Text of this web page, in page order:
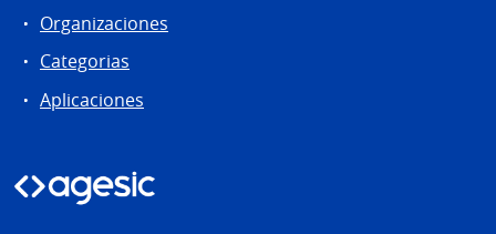
Organizaciones
Categorias
Aplicaciones